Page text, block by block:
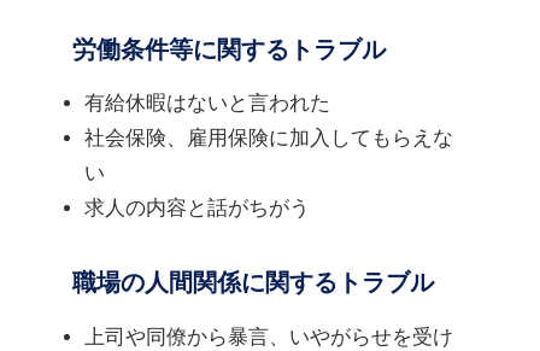
労働条件等に関するトラブル
有給休暇はないと言われた
社会保険、雇用保険に加入してもらえな
い
求人の内容と話がちがう
職場の人間関係に関するトラブル
上司や同僚から暴言、いやがらせを受け